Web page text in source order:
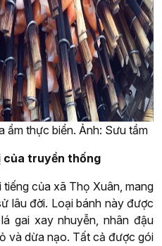
ẩm thực biển. Ảnh: Sưu tầm
của truyền thống
của xã Thọ Xuân, mang
lâu đời. Loại bánh này được
gai xay nhuyễn, nhân đậu
và dừa nạo. Tất cả được gói